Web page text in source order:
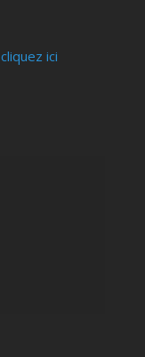
cliquez ici